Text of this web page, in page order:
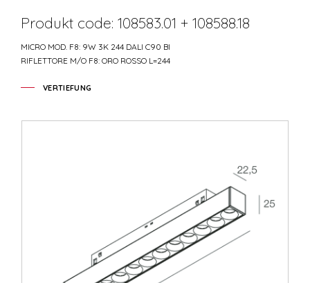
Produkt code: 108583.01 + 108588.18
MICRO MOD. F8: 9W 3K 244 DALI C90 BI
RIFLETTORE M/O F8: ORO ROSSO L=244
VERTIEFUNG